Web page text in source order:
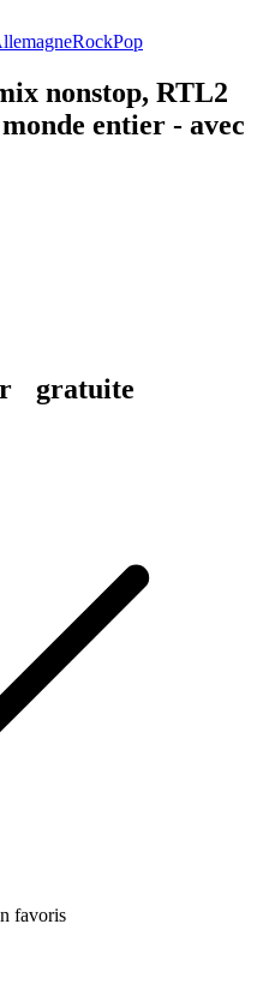
RockPop
nonstop, RTL2
entier - avec
gratuite
favoris